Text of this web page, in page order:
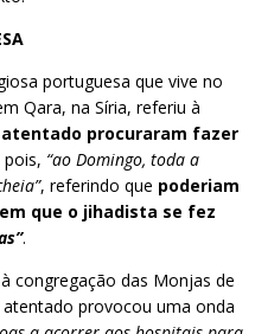
portuguesa que vive no
Qara, na Síria, referiu à
procuraram fazer
pois, “ao Domingo, toda a
, referindo que poderiam
que o jihadista se fez
.
congregação das Monjas de
provocou uma onda